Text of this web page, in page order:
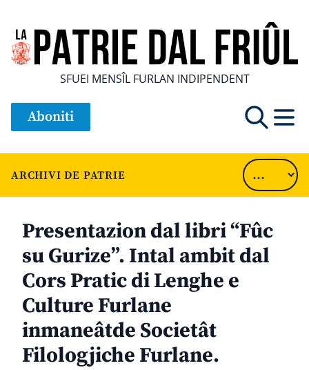
SFUEI MENSÎL FURLAN INDIPENDENT
Aboniti
ARCHIVI DE PATRIE
Presentazion dal libri “Fûc
su Gurize”. Intal ambit dal
Cors Pratic di Lenghe e
Culture Furlane
inmaneâtde Societât
Filologjiche Furlane.